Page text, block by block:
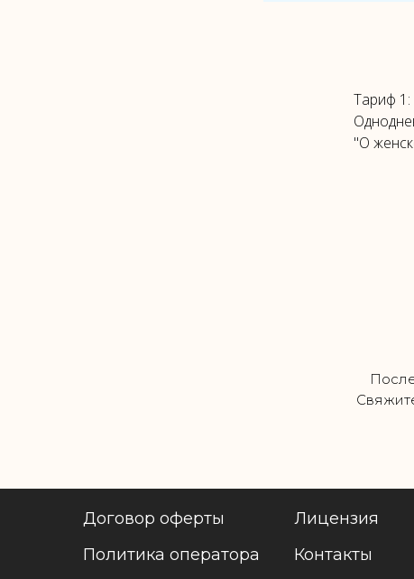
Тариф 1:
"О
Договор оферты
Политика оператора
Контакты
Лицензия